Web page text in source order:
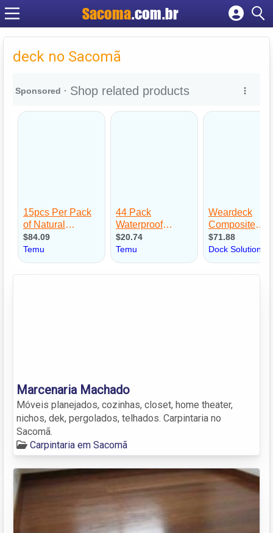
Sacoma.com.br
Cadastrar empresa
deck no Sacomã
Marcenaria Machado
Móveis planejados, cozinhas, closet, home theater,
nichos, dek, pergolados, telhados. Carpintaria no
Sacomã.
Carpintaria em Sacomã